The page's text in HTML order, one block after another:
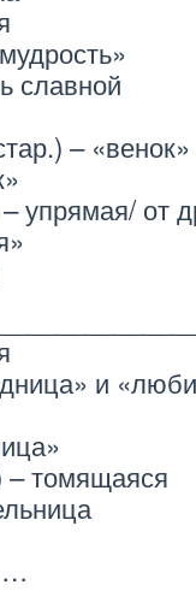
славной
– «венок»
упрямая/ от
и
– томящаяся
…